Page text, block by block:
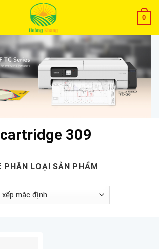
0
cartridge 309
PHÂN LOẠI SẢN PHẨM